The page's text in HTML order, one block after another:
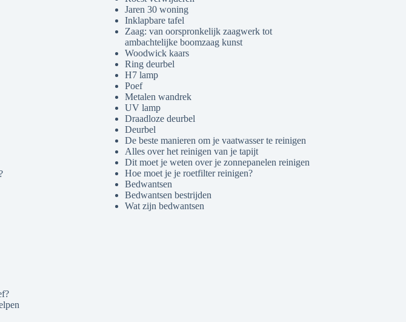
Jaren 30 woning
Inklapbare tafel
Zaag: van oorspronkelijk zaagwerk tot
ambachtelijke boomzaag kunst
Woodwick kaars
Ring deurbel
H7 lamp
Poef
Metalen wandrek
UV lamp
Draadloze deurbel
Deurbel
De beste manieren om je vaatwasser te reinigen
Alles over het reinigen van je tapijt
Dit moet je weten over je zonnepanelen reinigen
Hoe moet je je roetfilter reinigen?
Bedwantsen
Bedwantsen bestrijden
Wat zijn bedwantsen